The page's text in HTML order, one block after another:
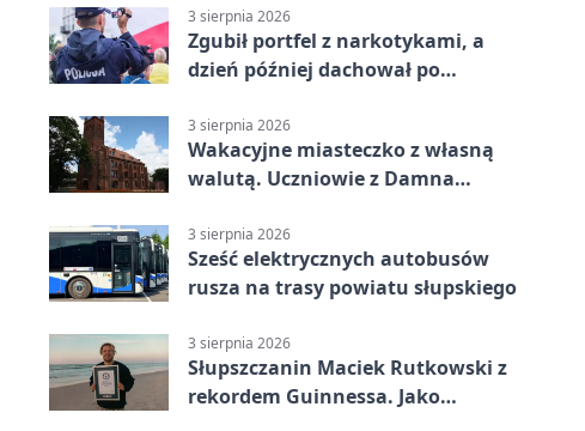
3 sierpnia 2026
Zgubił portfel z narkotykami, a
dzień później dachował po
3 sierpnia 2026
Wakacyjne miasteczko z własną
walutą. Uczniowie z Damna
3 sierpnia 2026
Sześć elektrycznych autobusów
rusza na trasy powiatu słupskiego
3 sierpnia 2026
Słupszczanin Maciek Rutkowski z
rekordem Guinnessa. Jako